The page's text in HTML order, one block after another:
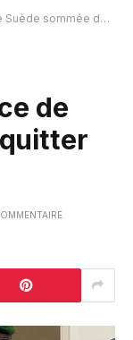
de quitter sous 72 heures
de